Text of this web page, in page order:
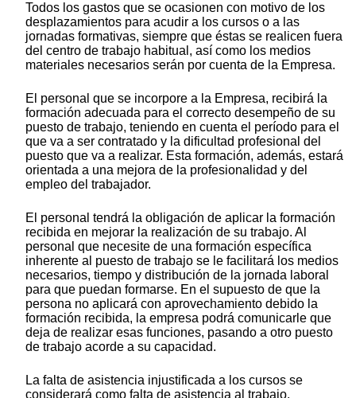
Todos los gastos que se ocasionen con motivo de los
desplazamientos para acudir a los cursos o a las
jornadas formativas, siempre que éstas se realicen fuera
del centro de trabajo habitual, así como los medios
materiales necesarios serán por cuenta de la Empresa.
El personal que se incorpore a la Empresa, recibirá la
formación adecuada para el correcto desempeño de su
puesto de trabajo, teniendo en cuenta el período para el
que va a ser contratado y la dificultad profesional del
puesto que va a realizar. Esta formación, además, estará
orientada a una mejora de la profesionalidad y del
empleo del trabajador.
El personal tendrá la obligación de aplicar la formación
recibida en mejorar la realización de su trabajo. Al
personal que necesite de una formación específica
inherente al puesto de trabajo se le facilitará los medios
necesarios, tiempo y distribución de la jornada laboral
para que puedan formarse. En el supuesto de que la
persona no aplicará con aprovechamiento debido la
formación recibida, la empresa podrá comunicarle que
deja de realizar esas funciones, pasando a otro puesto
de trabajo acorde a su capacidad.
La falta de asistencia injustificada a los cursos se
considerará como falta de asistencia al trabajo.